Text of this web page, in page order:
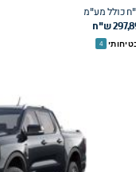
כולל מע"מ
4